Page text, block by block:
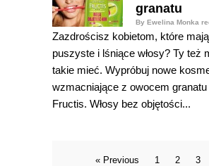
granatu
By Ewelina Monka
Zazdrościsz kobietom, które
puszyste i lśniące włosy? Ty też
takie mieć. Wypróbuj nowe
wzmacniające z owocem
Fructis. Włosy bez objętości...
« Previous 1 2 3